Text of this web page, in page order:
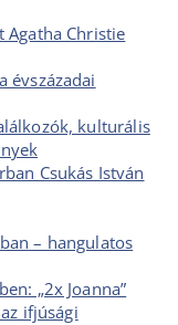
Agatha Christie
évszázadai
kulturális
Csukás István
– hangulatos
„2x Joanna”
ifjúsági